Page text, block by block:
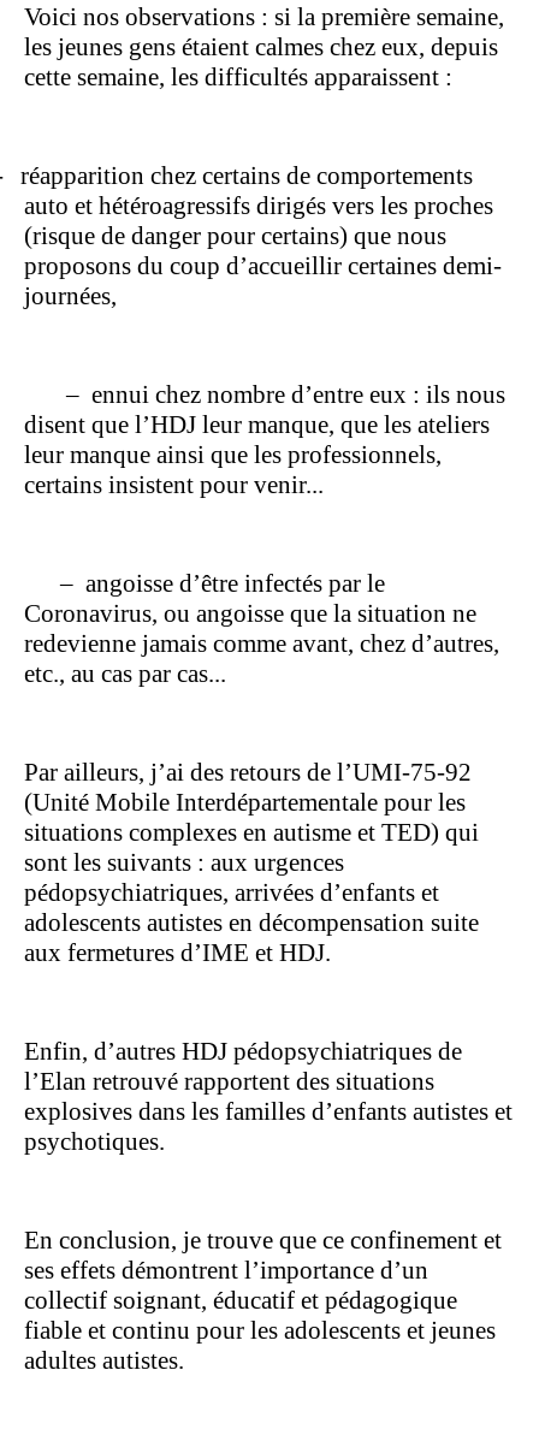
Voici nos observations : si la première semaine,
les jeunes gens étaient calmes chez eux, depuis
cette semaine, les difficultés apparaissent :
réapparition chez certains de comportements
auto et hétéroagressifs dirigés vers les proches
(risque de danger pour certains) que nous
proposons du coup d’accueillir certaines demi-
journées,
– ennui chez nombre d’entre eux : ils nous
disent que l’HDJ leur manque, que les ateliers
leur manque ainsi que les professionnels,
certains insistent pour venir...
– angoisse d’être infectés par le
Coronavirus, ou angoisse que la situation ne
redevienne jamais comme avant, chez d’autres,
etc., au cas par cas...
Par ailleurs, j’ai des retours de l’UMI-75-92
(Unité Mobile Interdépartementale pour les
situations complexes en autisme et TED) qui
sont les suivants : aux urgences
pédopsychiatriques, arrivées d’enfants et
adolescents autistes en décompensation suite
aux fermetures d’IME et HDJ.
Enfin, d’autres HDJ pédopsychiatriques de
l’Elan retrouvé rapportent des situations
explosives dans les familles d’enfants autistes et
psychotiques.
En conclusion, je trouve que ce confinement et
ses effets démontrent l’importance d’un
collectif soignant, éducatif et pédagogique
fiable et continu pour les adolescents et jeunes
adultes autistes.